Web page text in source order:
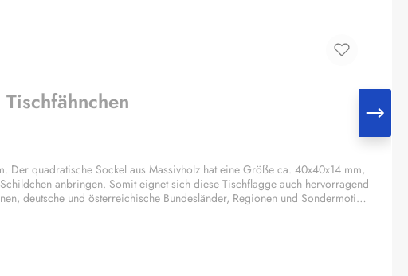
quadratische Sockel aus Massivholz hat eine Größe ca. 40x40x14 mm,
anbringen. Somit eignet sich diese Tischflagge auch hervorragend
deutsche und österreichische Bundesländer, Regionen und Sondermotive